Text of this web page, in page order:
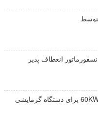
انعطاف پذیر
تجهیزات گرمایشی القایی 60KW برای دستگاه گرمایشی